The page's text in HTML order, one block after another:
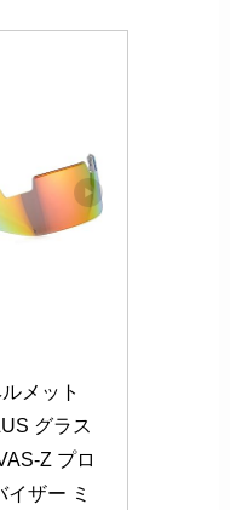
メット
グラス
Z プロ
ザー ミ